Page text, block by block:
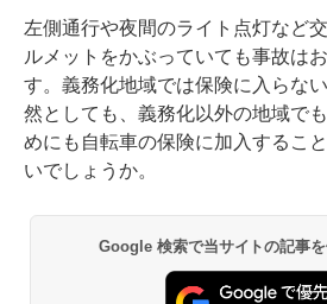
左側通行や夜間のライト点灯など
ルメットをかぶっていても事故は
す。義務化地域では保険に入らな
然としても、義務化以外の地域で
めにも自転車の保険に加入するこ
いでしょうか。
Google 検索で当サイトの記事